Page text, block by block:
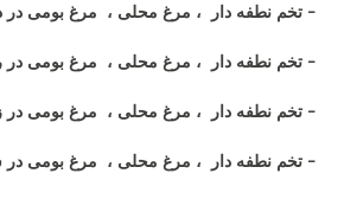
- تخم نطفه دار ، مرغ محلی ، مرغ بومی در
- تخم نطفه دار ، مرغ محلی ، مرغ بومی در
- تخم نطفه دار ، مرغ محلی ، مرغ بومی در
- تخم نطفه دار ، مرغ محلی ، مرغ بومی